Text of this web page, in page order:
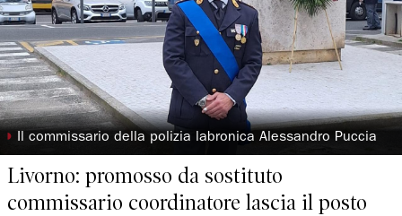
◗ Il commissario della polizia labronica Alessandro Puccia
Livorno: promosso da sostituto
commissario coordinatore lascia il posto